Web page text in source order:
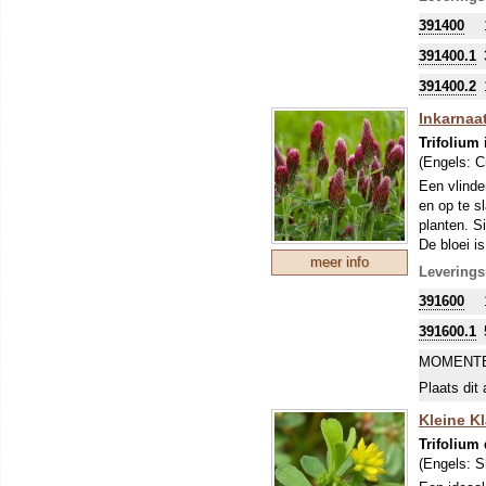
sommige
391400
391400.1
391400.2
meer info
Trifolium
(Engels:
Een
en op te
planten.
De bloei
vaas!) en
Zaai
100g voor
Om uw
zo'n
sommige
391600
391600.1
Plaats dit
Kleine
Trifolium
(Engels: